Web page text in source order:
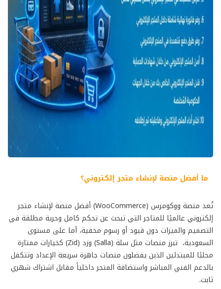
ما أفضل منصة لإنشاء متجر إلكتروني؟
تُعد منصة ووكومرس (WooCommerce) أفضل منصة لإنشاء متجر
إلكتروني عالميًا للمتاجر التي تبحث عن تحكم كامل وحرية مطلقة في
التصميم والميزات دون قيود أو رسوم مخفية، أما على مستوى
السعودية، تبرز منصات مثل سلة (Salla) وزد (Zid) كخيارات ممتازة
محليًا للمبتدئين الذين يفضلون منصات جاهزة سريعة الإعداد وتتكفل
بالدعم الفني المباشر واستضافة المتجر داخلياً مقابل اشتراك شهري
ثابت.